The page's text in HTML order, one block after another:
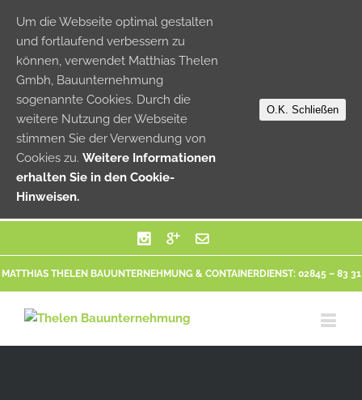
MATTHIAS THELEN BAUUNTERNEHMUNG & CONTAINERDIENST: 02845 – 83 31
Um die Webseite optimal gestalten
und fortlaufend verbessern zu
können, verwendet Matthias Thelen
Gmbh, Bauunternehmung
sogenannte Cookies. Durch die
weitere Nutzung der Webseite
stimmen Sie der Verwendung von
Cookies zu. Weitere Informationen
erhalten Sie in den Cookie-
Hinweisen.
O.K. Schließen